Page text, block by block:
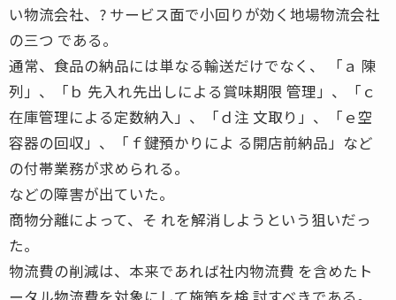
い物流会社、? サービス面で小回りが効く地場物流会社
の三つ である。
通常、食品の納品には単なる輸送だけでなく、 「ａ 陳
列」、「ｂ 先入れ先出しによる賞味期限 管理」、「ｃ
在庫管理による定数納入」、「ｄ注 文取り」、「ｅ空
容器の回収」、「ｆ鍵預かりによ る開店前納品」など
の付帯業務が求められる。
などの障害が出ていた。
商物分離によって、そ れを解消しようという狙いだっ
た。
物流費の削減は、本来であれば社内物流費 を含めたト